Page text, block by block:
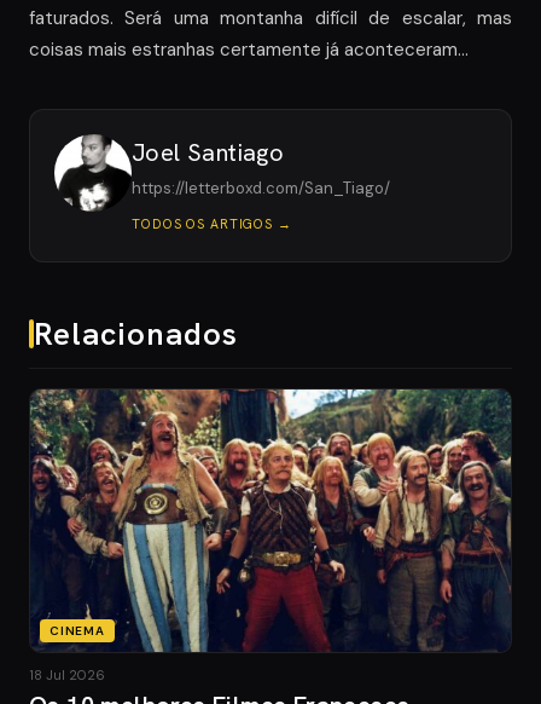
faturados. Será uma montanha difícil de escalar, mas
coisas mais estranhas certamente já aconteceram…
Joel Santiago
https://letterboxd.com/San_Tiago/
TODOS OS ARTIGOS →
Relacionados
CINEMA
18 Jul 2026